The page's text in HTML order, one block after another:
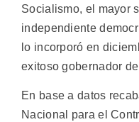
Socialismo, el mayor
independiente
lo incorporó en
exitoso gobernador
En base a datos
Nacional para el